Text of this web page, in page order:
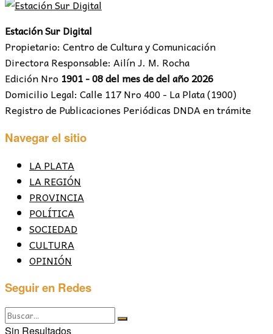
Estación Sur Digital
Propietario: Centro de Cultura y Comunicación
Directora Responsable: Ailín J. M. Rocha
Edición Nro 1901 - 08 del mes de del año 2026
Domicilio Legal: Calle 117 Nro 400 - La Plata (1900)
Registro de Publicaciones Periódicas DNDA en trámite
Navegar el sitio
LA PLATA
LA REGIÓN
PROVINCIA
POLÍTICA
SOCIEDAD
CULTURA
OPINIÓN
Seguir en Redes
Sin Resultados